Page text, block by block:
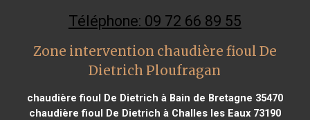
Téléphone: 09 72 66 89 55
Zone intervention chaudière fioul De
Dietrich Ploufragan
chaudière fioul De Dietrich à Bain de Bretagne 35470
chaudière fioul De Dietrich à Challes les Eaux 73190